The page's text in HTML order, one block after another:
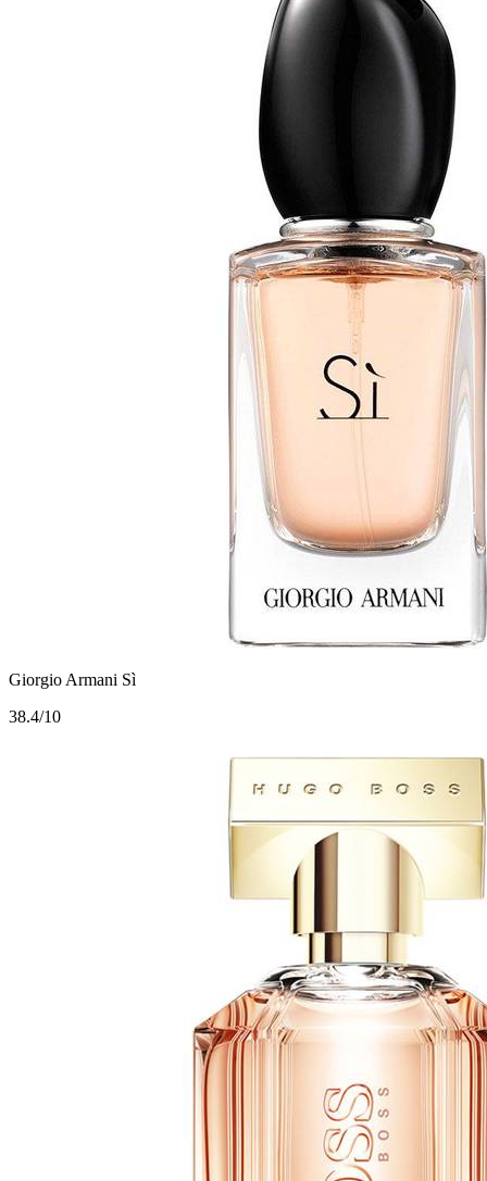
Giorgio Armani Sì
38.4/10